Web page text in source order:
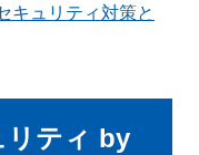
キュリティ対策と
リティ by